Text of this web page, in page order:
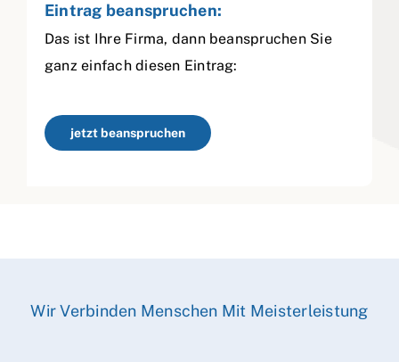
Eintrag beanspruchen:
Das ist Ihre Firma, dann beanspruchen Sie
ganz einfach diesen Eintrag:
jetzt beanspruchen
Wir Verbinden Menschen Mit Meisterleistung